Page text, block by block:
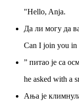
"Hello, Anja.
Да ли могу да
Can I join you in
” питао је са
he asked with a
Ања је